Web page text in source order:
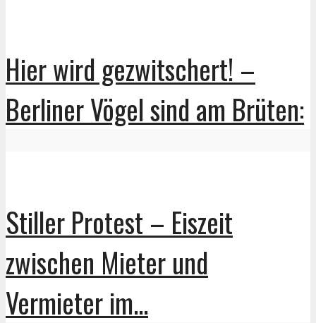
Hier wird gezwitschert! –
Berliner Vögel sind am Brüten:
Stiller Protest – Eiszeit
zwischen Mieter und
Vermieter im...